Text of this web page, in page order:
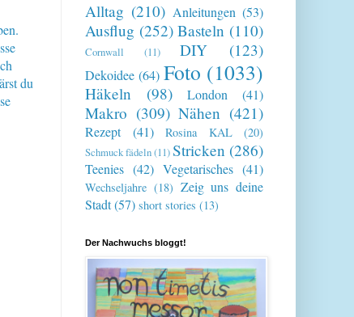
du
Alltag (210) Anleitungen (53)
Ausflug (252) Basteln (110)
Cornwall (11) DIY (123)
Dekoidee (64) Foto (1033)
Häkeln (98) London (41)
Makro (309) Nähen (421)
Rezept (41) Rosina KAL (20)
Schmuck fädeln(11)Stricken (286)
Teenies (42) Vegetarisches (41)
Wechseljahre (18) Zeig uns deine
Stadt(57) short stories (13)
Der Nachwuchs bloggt!